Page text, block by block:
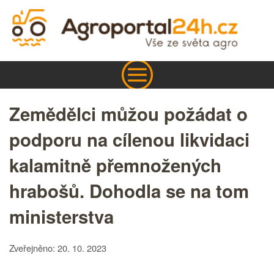
Zemědělci můžou požádat o
podporu na cílenou likvidaci
kalamitně přemnožených
hrabošů. Dohodla se na tom
ministerstva
Zveřejněno: 20. 10. 2023